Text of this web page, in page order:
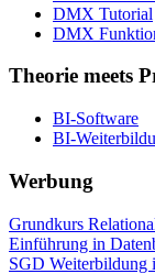
DMX Tutorial
DMX
Theorie meets
BI-Software
BI-
Werbung
Grundkurs
Einführung in
SGD Weiterbildung